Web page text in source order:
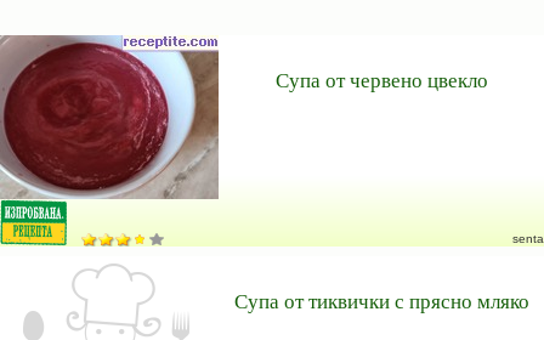
Супа от червено цвекло
senta
Супа от тиквички с прясно мляко